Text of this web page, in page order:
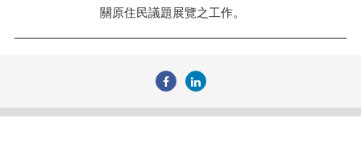
關原住民議題展覽之工作。